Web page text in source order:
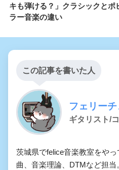
キも弾ける？」クラシックとポ
ラー音楽の違い
この記事を書いた人
フェリーチ
ギタリスト/
茨城県でfelice音楽教室をや
曲、音楽理論、DTMなど担